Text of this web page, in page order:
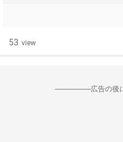
53 view
--------------------広告の